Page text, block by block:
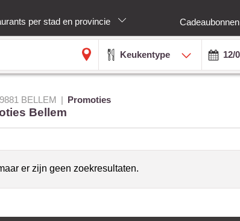
per stad en provincie Cadeaubonnen
Keukentype
9881 BELLEM Promoties
Bellem
er zijn geen zoekresultaten.